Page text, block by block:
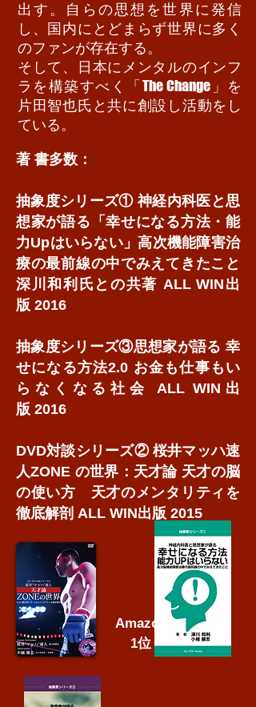
出す。自らの思想を世界に発信
し、国内にとどまらず世界に多く
のファンが存在する。
そして、日本にメンタルのインフ
ラを構築すべく「 The Change 」を
片田智也氏と共に創設し活動をし
ている。
著 書多数：
抽象度シリーズ① 神経内科医と思
想家が語る「幸せになる方法・能
力Upはいらない」高次機能障害治
療の最前線の中でみえてきたこと
深川和利氏との共著 ALL WIN出
版 2016
抽象度シリーズ③思想家が語る 幸
せになる方法2.0 お金も仕事もい
らなくなる社会 ALL WIN出
版 2016
DVD対談シリーズ② 桜井マッハ速
人ZONE の世界：天才論 天才の脳
の使い方 天才のメンタリティを
徹底解剖 ALL WIN出版 2015
Amazon
​1位